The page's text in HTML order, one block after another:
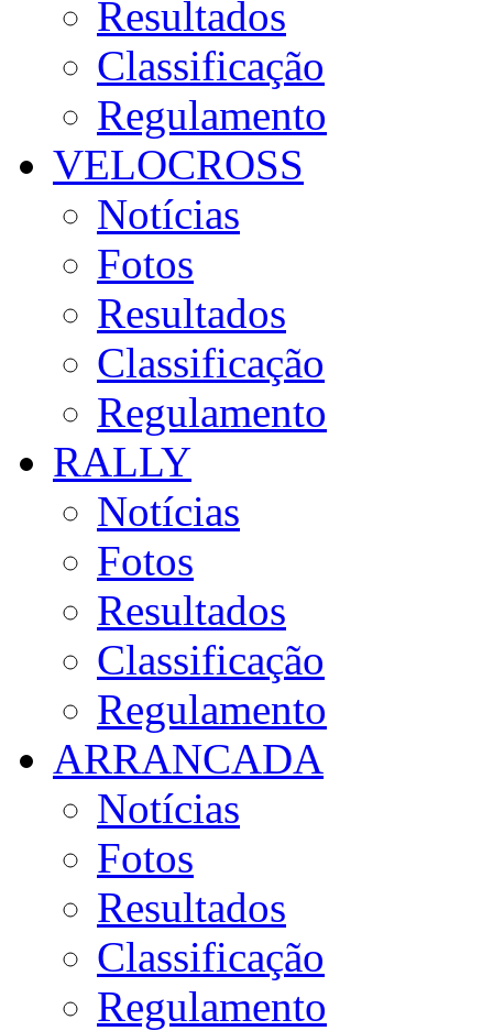
Resultados
Classificação
Regulamento
VELOCROSS
Notícias
Fotos
Resultados
Classificação
Regulamento
RALLY
Notícias
Fotos
Resultados
Classificação
Regulamento
ARRANCADA
Notícias
Fotos
Resultados
Classificação
Regulamento